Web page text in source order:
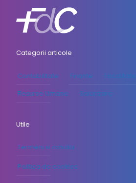
Categorii articole
Contabilitate Finante
Fiscalitate
Resurse Umane
Salarizare
Utile
Termeni si conditii
Politica de cookies